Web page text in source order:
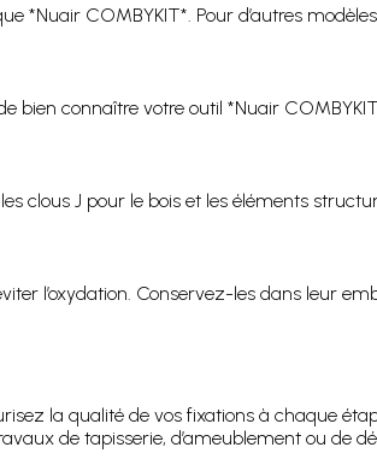
COMBYKIT*. Pour d’autres
bien connaître votre outil *Nuair
clous J pour le bois et les éléments
l’oxydation. Conservez-les dans leur
la qualité de vos fixations à chaque
de tapisserie, d’ameublement ou de